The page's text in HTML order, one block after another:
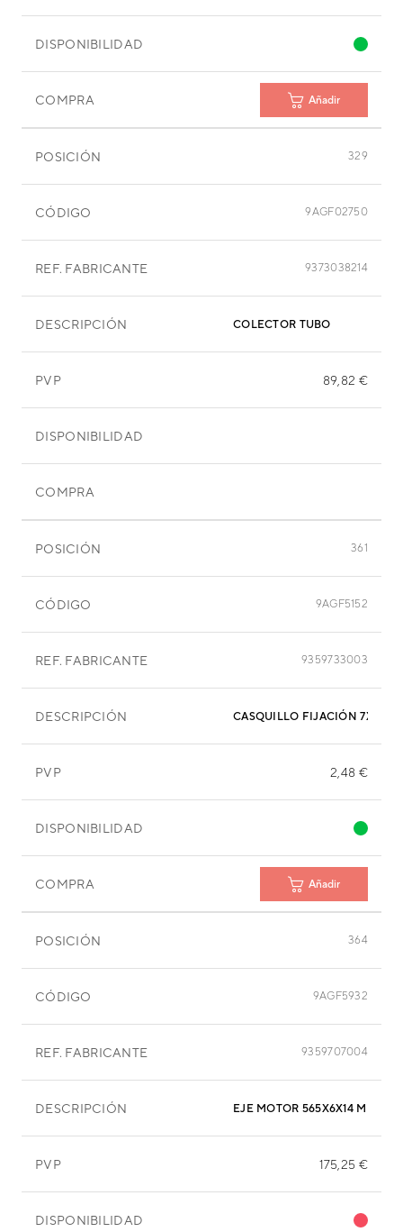
DISPONIBILIDAD
COMPRA Añadir
POSICIÓN 329
CÓDIGO 9AGF02750
REF. FABRICANTE 9373038214
DESCRIPCIÓN COLECTOR TUBO
PVP 89,82 €
DISPONIBILIDAD
COMPRA
POSICIÓN 361
CÓDIGO 9AGF5152
REF. FABRICANTE 9359733003
DESCRIPCIÓN CASQUILLO FIJACIÓN 7X15,9
PVP 2,48 €
DISPONIBILIDAD
COMPRA Añadir
POSICIÓN 364
CÓDIGO 9AGF5932
REF. FABRICANTE 9359707004
DESCRIPCIÓN EJE MOTOR 565X6X14 MM
PVP 175,25 €
DISPONIBILIDAD